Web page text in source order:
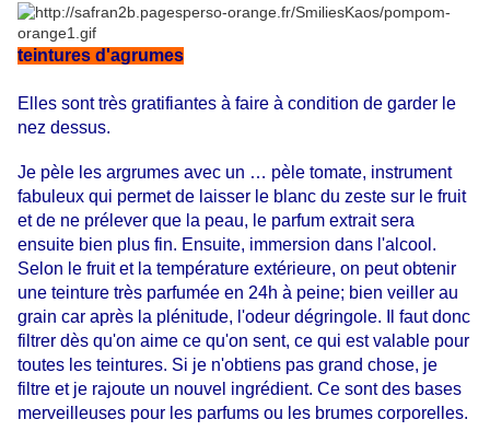
teintures d'agrumes
Elles sont très gratifiantes à faire à condition de garder le
nez dessus.
Je pèle les argrumes avec un … pèle tomate, instrument
fabuleux qui permet de laisser le blanc du zeste sur le fruit
et de ne prélever que la peau, le parfum extrait sera
ensuite bien plus fin. Ensuite, immersion dans l'alcool.
Selon le fruit et la température extérieure, on peut obtenir
une teinture très parfumée en 24h à peine; bien veiller au
grain car après la plénitude, l'odeur dégringole. Il faut donc
filtrer dès qu'on aime ce qu'on sent, ce qui est valable pour
toutes les teintures. Si je n'obtiens pas grand chose, je
filtre et je rajoute un nouvel ingrédient. Ce sont des bases
merveilleuses pour les parfums ou les brumes corporelles.